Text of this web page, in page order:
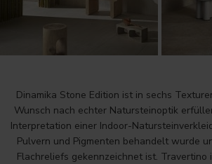
Dinamika Stone Edition ist in sechs
Wunsch nach echter Natursteinoptik
Interpretation einer Indoor-
Pulvern und Pigmenten behandelt wurde
Flachreliefs gekennzeichnet ist. Travertino